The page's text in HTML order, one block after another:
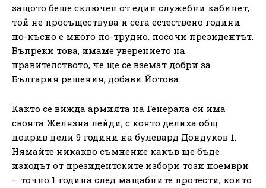
защото беше сключен от един служебни кабинет,
той не просъществува и сега естествено години
по-късно е много по-трудно, посочи президентът.
Въпреки това, имаме уверението на
правителството, че ще се вземат добри за
България решения, добави Йотова.
Както се вижда армията на Генерала си има
своята Желязна лейди, с която делиха общ
покрив цели 9 години на булевард Дондуков 1.
Нямайте никакво съмнение какъв ще бъде
изходът от президентските избори този ноември
– точно 1 година след мащабните протести, които